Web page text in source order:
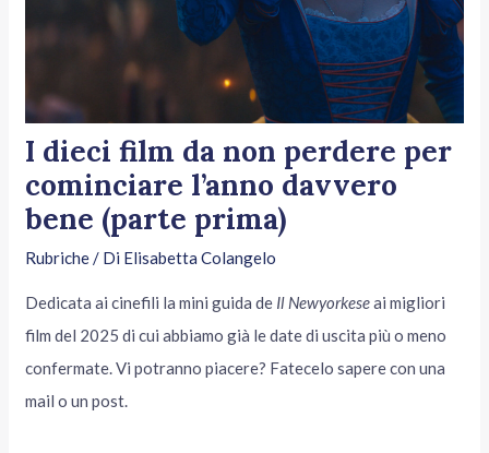
I dieci film da non perdere per
cominciare l’anno davvero
bene (parte prima)
Rubriche/ Di Elisabetta Colangelo
Dedicata ai cinefili la mini guida de Il Newyorkeseai migliori
film del 2025 di cui abbiamo già le date di uscita più o meno
confermate. Vi potranno piacere? Fatecelo sapere con una
mail o un post.